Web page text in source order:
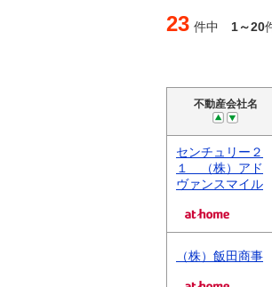
23 件中 1～20
不動産会社名
センチュリー２
１ （株）アド
ヴァンスマイル
（株）飯田商事